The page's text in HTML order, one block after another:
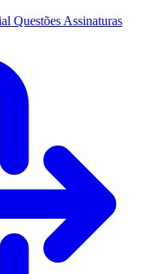
Questões Assinaturas